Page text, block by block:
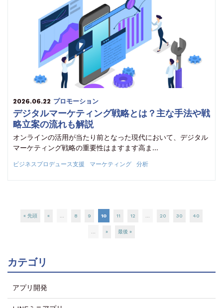
2026.06.22 プロモーション
デジタルマーケティング戦略とは？主な手法や戦
略立案の流れも解説
オンラインの活用が当たり前となった現代において、デジタル
マーケティング戦略の重要性はますます高ま…
ビジネスプロデュース支援 マーケティング 分析
« 先頭 « 8 9 10 11 12 20 30 40
» 最後 »
カテゴリ
アプリ開発